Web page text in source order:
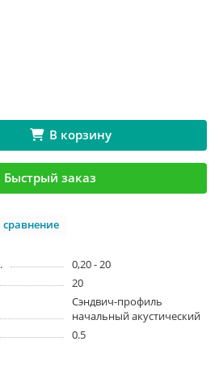
В корзину
Быстрый заказ
сравнение
0,20 - 20
20
Сэндвич-профиль
начальный акустический
0.5